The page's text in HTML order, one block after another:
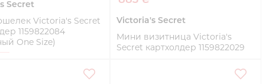
Secret
Victoria's Secret
1159822084
One Size)
Victoria's Secret
Мини визитница Victoria's
Secret картхолдер 1159822029